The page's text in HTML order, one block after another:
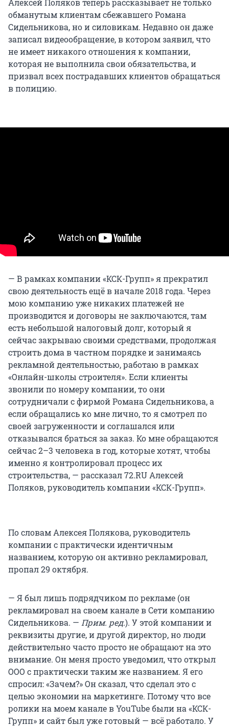
Алексей Поляков теперь рассказывает не только
обманутым клиентам сбежавшего Романа
Сидельникова, но и силовикам. Недавно он даже
записал видеообращение, в котором заявил, что
не имеет никакого отношения к компании,
которая не выполнила свои обязательства, и
призвал всех пострадавших клиентов обращаться
в полицию.
— В рамках компании «КСК-Групп» я прекратил
свою деятельность ещё в начале 2018 года. Через
мою компанию уже никаких платежей не
производится и договоры не заключаются, там
есть небольшой налоговый долг, который я
сейчас закрываю своими средствами, продолжая
строить дома в частном порядке и занимаясь
рекламной деятельностью, работаю в рамках
«Онлайн-школы строителя». Если клиенты
звонили по номеру компании, то они
сотрудничали с фирмой Романа Сидельникова, а
если обращались ко мне лично, то я смотрел по
своей загруженности и соглашался или
отказывался браться за заказ. Ко мне обращаются
сейчас 2–3 человека в год, которые хотят, чтобы
именно я контролировал процесс их
строительства, — рассказал 72.RU Алексей
Поляков, руководитель компании «КСК-Групп».
По словам Алексея Полякова, руководитель
компании с практически идентичным
названием, которую он активно рекламировал,
пропал 29 октября.
— Я был лишь подрядчиком по рекламе (он
рекламировал на своем канале в Сети компанию
Сидельникова. — Прим. ред.). У этой компании и
реквизиты другие, и другой директор, но люди
действительно часто просто не обращают на это
внимание. Он меня просто уведомил, что открыл
ООО с практически таким же названием. Я его
спросил: «Зачем?» Он сказал, что сделал это с
целью экономии на маркетинге. Потому что все
ролики на моем канале в YouTube были на «КСК-
Групп» и сайт был уже готовый — всё работало. У